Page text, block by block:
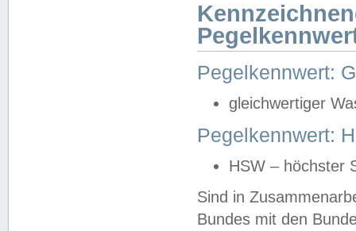
Pegelkennwert:
gleichwertiger
Pegelkennwert:
HSW – höchster
Sind in
Bundes mit den